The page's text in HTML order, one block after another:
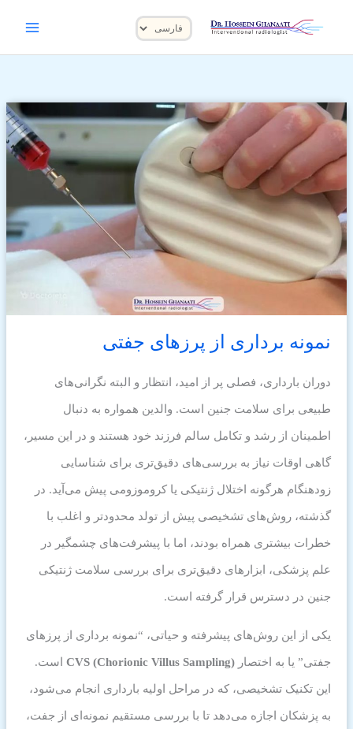
محتوا
یک
زبان
کنید
نمونه برداری از پرزهای جفتی
دوران بارداری، فصلی پر از امید، انتظار و البته نگرانی‌های
طبیعی برای سلامت جنین است. والدین همواره به دنبال
اطمینان از رشد و تکامل سالم فرزند خود هستند و در این مسیر،
گاهی اوقات نیاز به بررسی‌های دقیق‌تری برای شناسایی
زودهنگام هرگونه اختلال ژنتیکی یا کروموزومی پیش می‌آید. در
گذشته، روش‌های تشخیصی پیش از تولد محدودتر و اغلب با
خطرات بیشتری همراه بودند، اما با پیشرفت‌های چشمگیر در
علم پزشکی، ابزارهای دقیق‌تری برای بررسی سلامت ژنتیکی
جنین در دسترس قرار گرفته است.
یکی از این روش‌های پیشرفته و حیاتی، “نمونه برداری از پرزهای
جفتی” یا به اختصارCVS (Chorionic Villus Sampling) است.
این تکنیک تشخیصی، که در مراحل اولیه بارداری انجام می‌شود،
به پزشکان اجازه می‌دهد تا با بررسی مستقیم نمونه‌ای از جفت،